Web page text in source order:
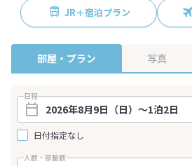
JR＋宿泊プラン
部屋・プラン 写真
日程
日付指定なし
人数・部屋数